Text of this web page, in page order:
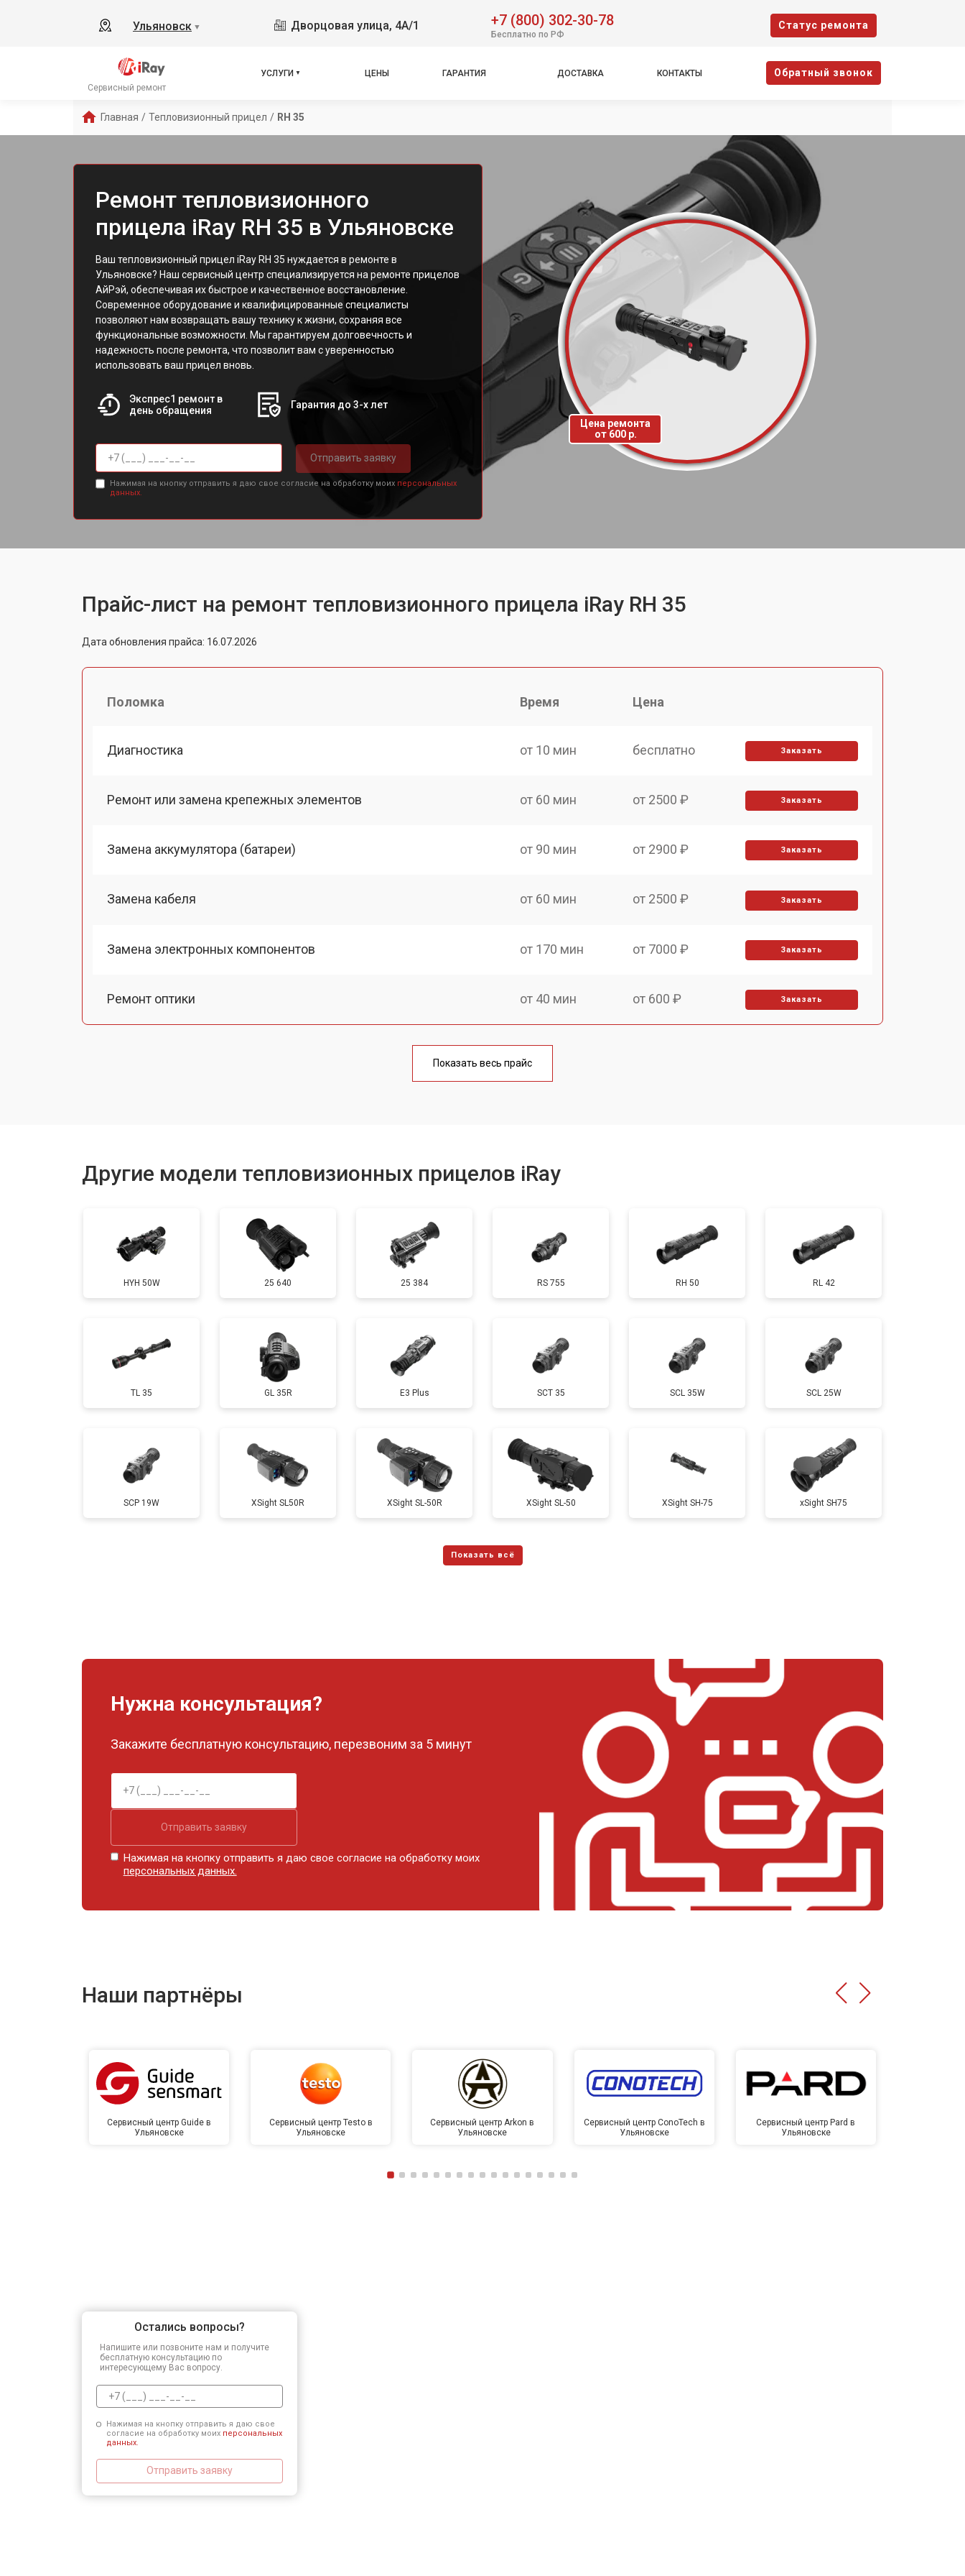
Ульяновск ▼ Дворцовая улица, 4А/1 +7 (800) 302-30-78
Бесплатно по РФ
Cтатус ремонта
Сервисный ремонт
УСЛУГИ ЦЕНЫ ГАРАНТИЯ ДОСТАВКА КОНТАКТЫ Oбратный звонок
Главная / Тепловизионный прицел / RH 35
Ремонт тепловизионного
прицела iRay RH 35 в Ульяновске
Ваш тепловизионный прицел iRay RH 35 нуждается в ремонте в
Ульяновске? Наш сервисный центр специализируется на ремонте прицелов
АйРэй, обеспечивая их быстрое и качественное восстановление.
Современное оборудование и квалифицированные специалисты
позволяют нам возвращать вашу технику к жизни, сохраняя все
функциональные возможности. Мы гарантируем долговечность и
надежность после ремонта, что позволит вам с уверенностью
использовать ваш прицел вновь.
Экспрес1 ремонт в
день обращения
Гарантия до 3-х лет
Отправить заявку
Нажимая на кнопку отправить я даю свое согласие на обработку моих персональных
данных.
Цена ремонта
от 600 р.
Прайс-лист на ремонт тепловизионного прицела iRay RH 35
Дата обновления прайса: 16.07.2026
Поломка Время Цена
Диагностика от 10 мин бесплатно Заказать
Ремонт или замена крепежных элементов от 60 мин от 2500 ₽ Заказать
Замена аккумулятора (батареи) от 90 мин от 2900 ₽ Заказать
Замена кабеля от 60 мин от 2500 ₽ Заказать
Замена электронных компонентов от 170 мин от 7000 ₽ Заказать
Ремонт оптики от 40 мин от 600 ₽ Заказать
от 170 мин
Ремонт или замена детектора от 60 мин от 10000 ₽ Заказать
Показать весь прайс
Другие модели тепловизионных прицелов iRay
HYH 50W 25 640 25 384 RS 755 RH 50 RL 42
TL 35 GL 35R E3 Plus SCT 35 SCL 35W SCL 25W
SCP 19W ХSight SL50R XSight SL-50R XSight SL-50 XSight SH-75 xSight SH75
Нужна консультация?
Закажите бесплатную консультацию, перезвоним за 5 минут
Отправить заявку
Нажимая на кнопку отправить я даю свое согласие на обработку моих
персональных данных.
Наши партнёры
Сервисный центр Guide в
Ульяновске
Сервисный центр Testo в
Ульяновске
Сервисный центр Arkon в
Ульяновске
Сервисный центр ConoTech в
Ульяновске
Сервисный центр Pard в
Ульяновске
Остались вопросы?
Напишите или позвоните нам и получите
бесплатную консультацию по
интересующему Вас вопросу.
Нажимая на кнопку отправить я даю свое
согласие на обработку моих персональных
данных.
Отправить заявку